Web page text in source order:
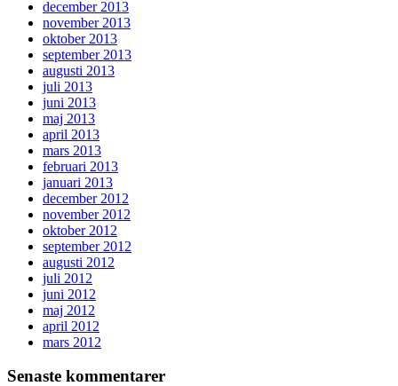
december 2013
november 2013
oktober 2013
september 2013
augusti 2013
juli 2013
juni 2013
maj 2013
april 2013
mars 2013
februari 2013
januari 2013
december 2012
november 2012
oktober 2012
september 2012
augusti 2012
juli 2012
juni 2012
maj 2012
april 2012
mars 2012
Senaste kommentarer